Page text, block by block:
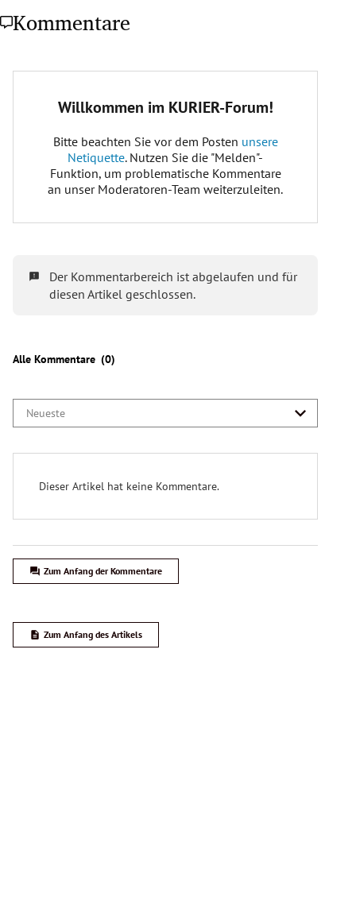
Kommentare